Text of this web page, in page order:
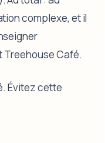
complexe, et il
Treehouse Café.
Évitez cette